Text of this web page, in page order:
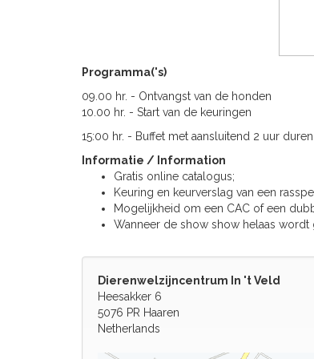
Programma('s)
09.00 hr. - Ontvangst van de honden
10.00 hr. - Start van de keuringen
15:00 hr. - Buffet met aansluitend 2 uur
Informatie / Information
Gratis online catalogus;
Keuring en keurverslag van een
Mogelijkheid om een CAC of een
Wanneer de show show helaas wordt
Dierenwelzijncentrum In 't Veld
Heesakker 6
5076 PR Haaren
Netherlands